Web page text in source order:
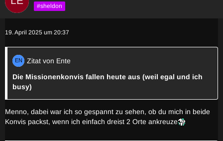
#sheldon
19. April 2025 um 20:37
Zitat von Ente
Die Missionenkonvis fallen heute aus (weil egal und ich
busy)
Menno, dabei war ich so gespannt zu sehen, ob du mich in beide
Konvis packst, wenn ich einfach dreist 2 Orte ankreuze